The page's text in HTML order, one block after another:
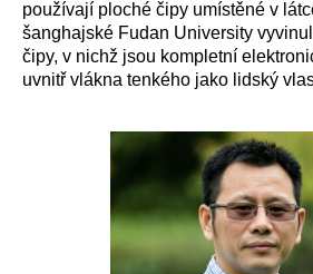
používají ploché čipy umístěné v
šanghajské Fudan University
čipy, v nichž jsou kompletní
uvnitř vlákna tenkého jako lidský